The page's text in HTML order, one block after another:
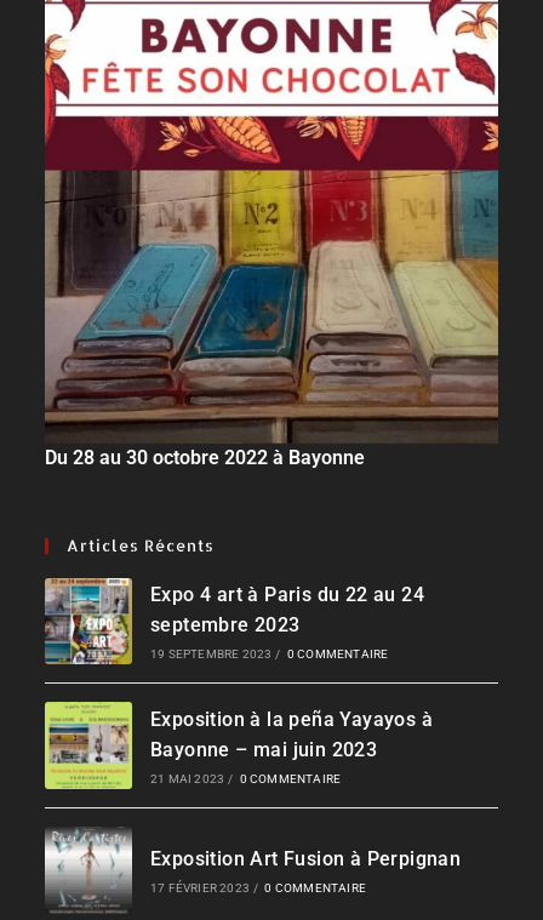
Du 28 au 30 octobre 2022 à Bayonne
Articles Récents
Expo 4 art à Paris du 22 au 24
septembre 2023
19 SEPTEMBRE 2023 / 0 COMMENTAIRE
Exposition à la peña Yayayos à
Bayonne – mai juin 2023
21 MAI 2023 / 0 COMMENTAIRE
Exposition Art Fusion à Perpignan
17 FÉVRIER 2023 / 0 COMMENTAIRE